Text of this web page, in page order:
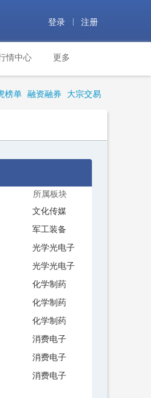
登录 注册
情中心 更多
榜单 融资融券 大宗交易
所属板块
文化传媒
军工装备
光学光电子
光学光电子
化学制药
化学制药
化学制药
消费电子
消费电子
消费电子